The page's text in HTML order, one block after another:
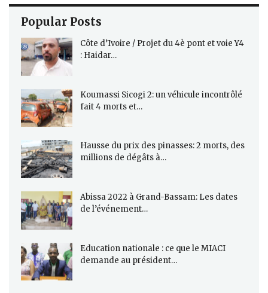
Popular Posts
Côte d’Ivoire / Projet du 4è pont et voie Y4
: Haidar…
Koumassi Sicogi 2: un véhicule incontrôlé
fait 4 morts et…
Hausse du prix des pinasses: 2 morts, des
millions de dégâts à…
Abissa 2022 à Grand-Bassam: Les dates
de l’événement…
Education nationale : ce que le MIACI
demande au président…